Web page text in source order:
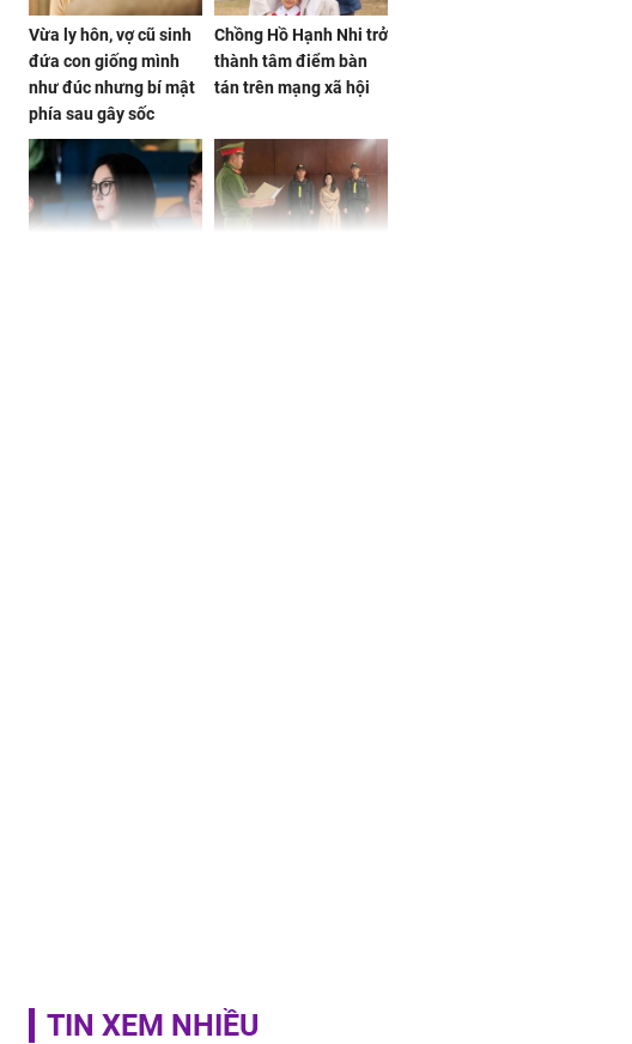
Vừa ly hôn, vợ cũ sinh
đứa con giống mình
như đúc nhưng bí mật
phía sau gây sốc
Chồng Hồ Hạnh Nhi trở
thành tâm điểm bàn
tán trên mạng xã hội
TIN XEM NHIỀU